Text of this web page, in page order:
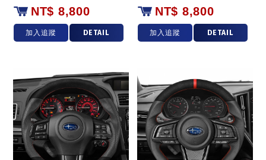
NT$ 8,800
加入追蹤 DETAIL
NT$ 8,800
加入追蹤 DETAIL